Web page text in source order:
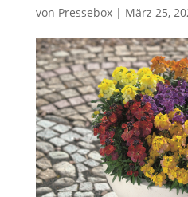
von Pressebox| März 25,